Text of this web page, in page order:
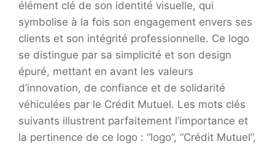
élément clé de son identité visuelle, qui
symbolise à la fois son engagement envers ses
clients et son intégrité professionnelle. Ce logo
se distingue par sa simplicité et son design
épuré, mettant en avant les valeurs
d’innovation, de confiance et de solidarité
véhiculées par le Crédit Mutuel. Les mots clés
suivants illustrent parfaitement l’importance et
la pertinence de ce logo : “logo”, “Crédit Mutuel”,